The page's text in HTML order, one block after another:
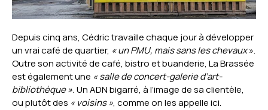
Depuis cinq ans, Cédric travaille chaque jour à développer
un vrai café de quartier, «un PMU, mais sans les chevaux».
Outre son activité de café, bistro et buanderie, La Brassée
est également une «salle de concert-galerie d’art-
bibliothèque».Un ADN bigarré, à l’image de sa clientèle,
ou plutôt des « voisins», comme on les appelle ici.